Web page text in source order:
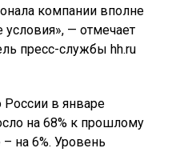
компании вполне
— отмечает
пресс-службы hh.ru
в январе
на 68% к прошлому
на 6%. Уровень